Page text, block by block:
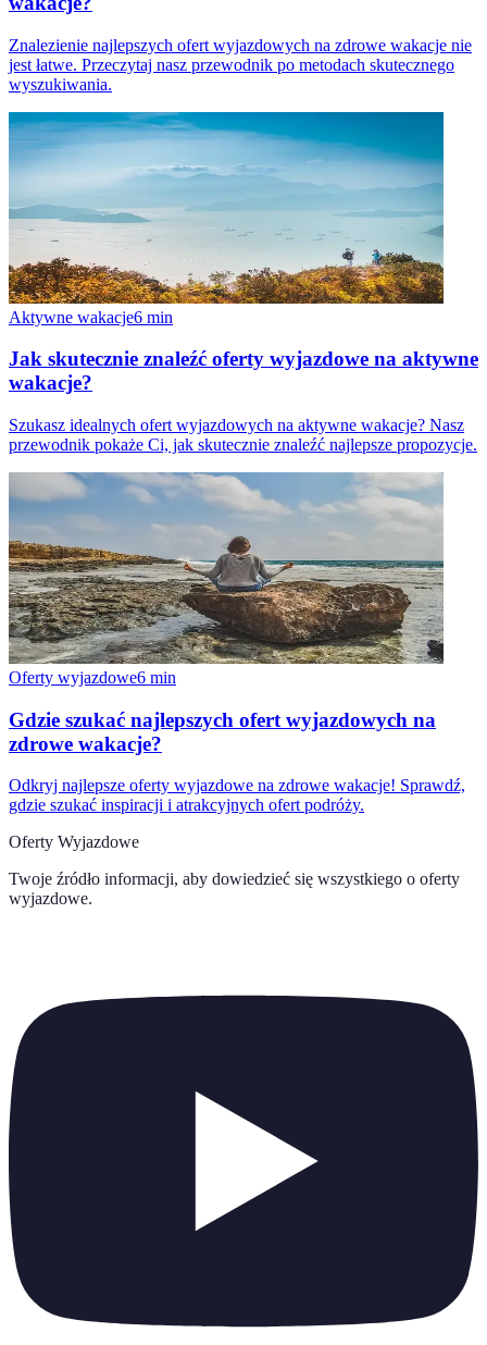
Znalezienie najlepszych ofert wyjazdowych na zdrowe wakacje nie
jest łatwe. Przeczytaj nasz przewodnik po metodach skutecznego
wyszukiwania.
Aktywne wakacje6 min
Jak skutecznie znaleźć oferty wyjazdowe na aktywne
wakacje?
Szukasz idealnych ofert wyjazdowych na aktywne wakacje? Nasz
przewodnik pokaże Ci, jak skutecznie znaleźć najlepsze propozycje.
Oferty wyjazdowe6 min
Gdzie szukać najlepszych ofert wyjazdowych na
zdrowe wakacje?
Odkryj najlepsze oferty wyjazdowe na zdrowe wakacje! Sprawdź,
gdzie szukać inspiracji i atrakcyjnych ofert podróży.
Oferty Wyjazdowe
Twoje źródło informacji, aby dowiedzieć się wszystkiego o oferty
wyjazdowe.